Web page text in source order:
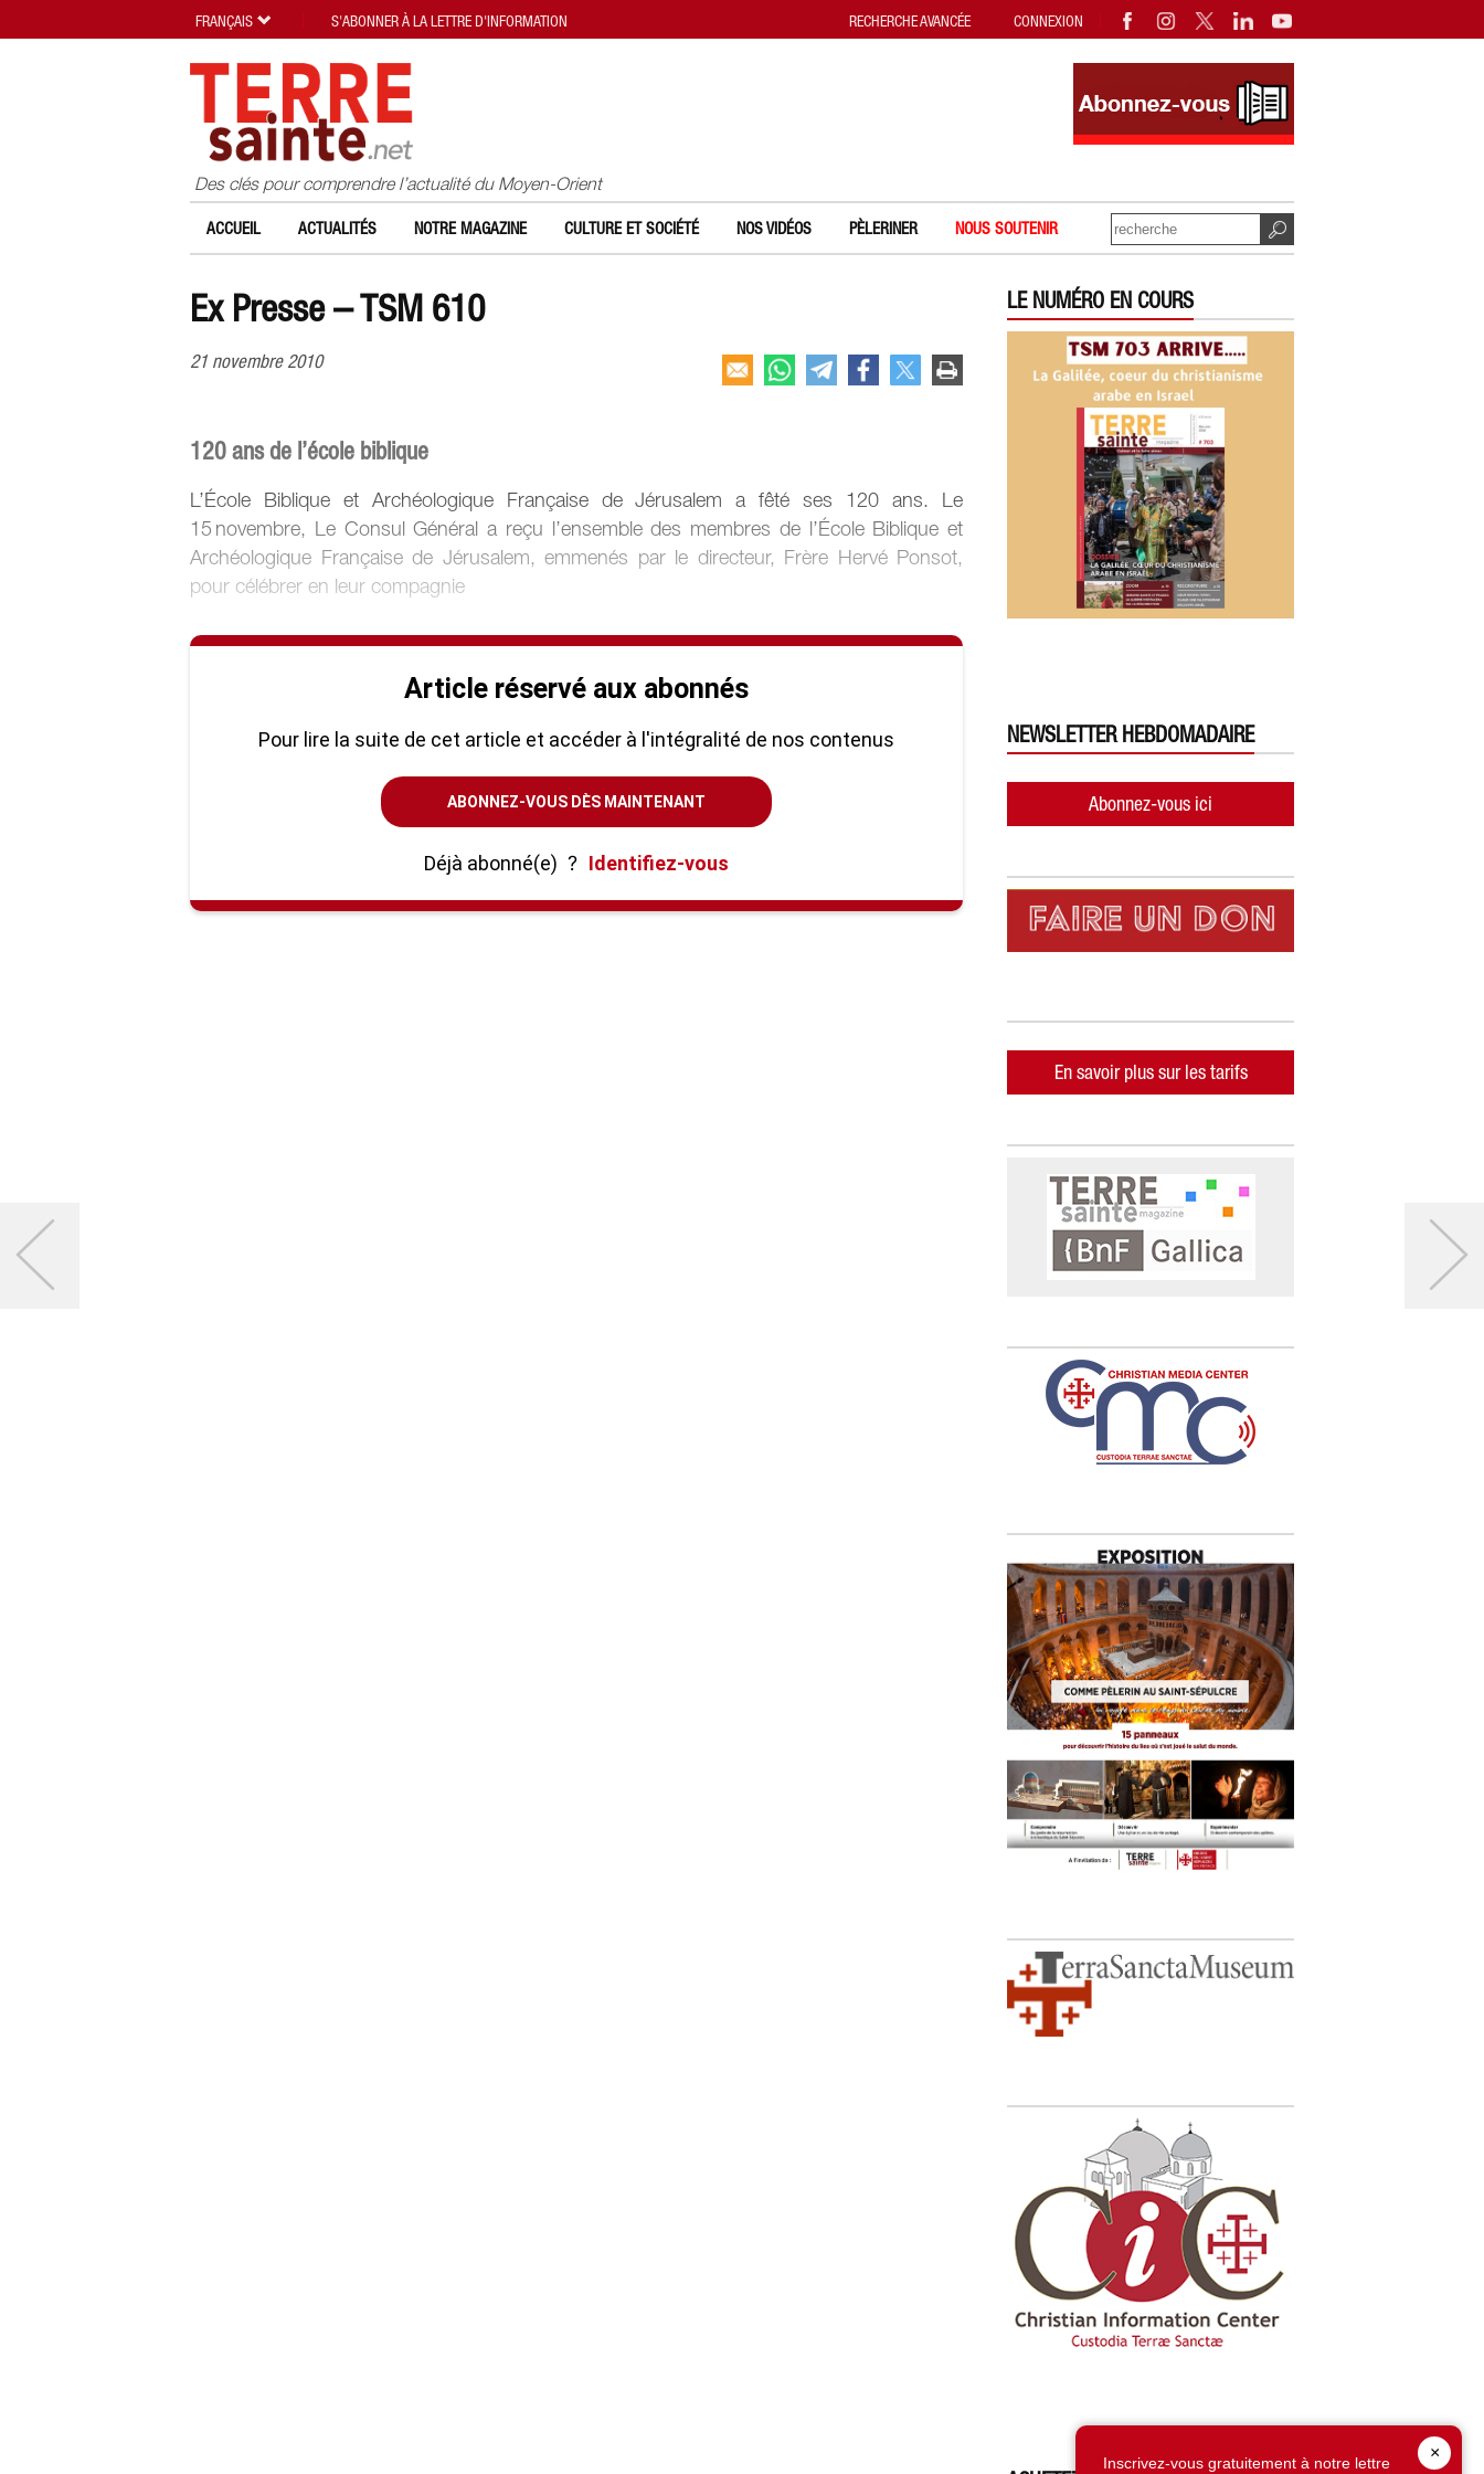
Des clés pour comprendre l’actualité du Moyen-Orient
ACCUEIL ACTUALITÉS NOTRE MAGAZINE CULTURE ET SOCIÉTÉ NOS VIDÉOS PÈLERINER NOUS SOUTENIR
Ex Presse – TSM 610
21 novembre 2010
120 ans de l’école biblique
L’École Biblique et Archéologique Française de Jérusalem a fêté ses 120 ans. Le
15 novembre, Le Consul Général a reçu l’ensemble des membres de l’École Biblique et
Archéologique Française de Jérusalem, emmenés par le directeur, Frère Hervé Ponsot,
pour célébrer en leur compagnie
Article réservé aux abonnés
Pour lire la suite de cet article et accéder à l'intégralité de nos contenus
ABONNEZ-VOUS DÈS MAINTENANT
Déjà abonné(e) ? Identifiez-vous
LE NUMÉRO EN COURS
NEWSLETTER HEBDOMADAIRE
Abonnez-vous ici
En savoir plus sur les tarifs
×
Inscrivez-vous gratuitement à notre lettre
RECHERCHE AVANCÉE CONNEXION
FRANÇAIS S'ABONNER À LA LETTRE D'INFORMATION